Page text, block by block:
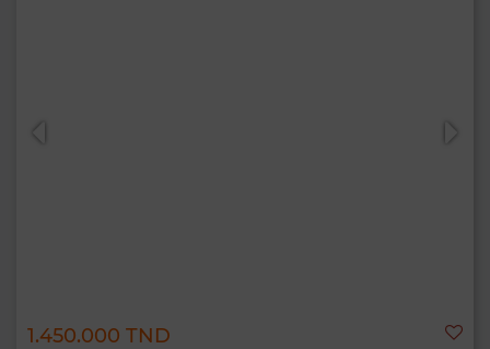
1.450.000 TND